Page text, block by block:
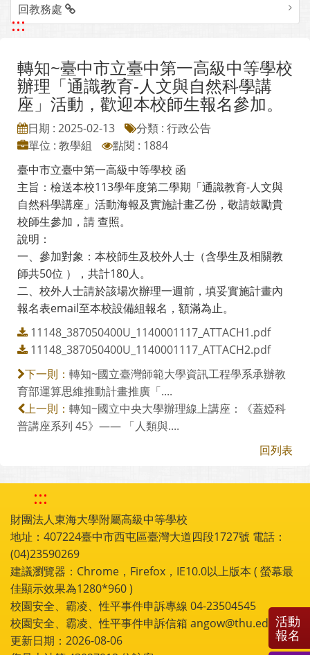
回教務處
:::
轉知~臺中市立臺中第一高級中等學校
辦理「通識教育-人文與自然科學講
座」活動，歡迎本校師生報名參加。
日期 : 2025-02-13
分類 : 行政公告
單位 : 教學組
點閱 : 1884
臺中市立臺中第一高級中等學校 函
主旨：檢送本校113學年度第二學期「通識教育-人文與
自然科學講座」活動海報及實施計畫乙份，敬請鼓勵貴
校師生參加，請 查照。
說明：
一、參加對象：本校師生及校外人士（含學生及相關教
師共50位 ），共計180人。
二、校外人士請於該場次辦理一週前，填妥實施計畫內
報名表email至本校設備組報名，額滿為止。
11148_387050400U_1140001117_ATTACH1.pdf
11148_387050400U_1140001117_ATTACH2.pdf
下一則： 轉知~國立臺灣師範大學資訊工程學系承辦教
育部運算思維推動計畫推廣「....
上一則： 轉知~國立中央大學辦理線上講座：《蓋婭科
普講座系列 45》—— 「人類與....
回列表
:::
財團法人東海大學附屬高級中等學校
地址：407224臺中市西屯區臺灣大道四段1727號 電話：
(04)23590269
建議瀏覽器：Chrome，Firefox，IE10.0以上版本 ( 螢幕最
佳顯示效果為1280*960 )
校園安全、霸凌、性平事件申訴專線 04-23504545
校園安全、霸凌、性平事件申訴信箱 angow@thu.edu.tw
更新日期：2026-08-06
活動
報名